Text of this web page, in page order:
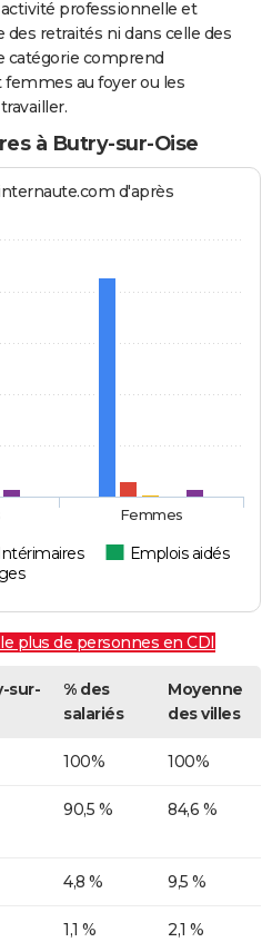
professionnelle et
retraités ni dans celle des
catégorie comprend
au foyer ou les
à Butry-sur-Oise
d'après
Intérimaires
Emplois aidés
Femmes
plus de personnes en CDI
sur-
% des
salariés
Moyenne
des villes
100% 100%
90,5 % 84,6 %
4,8 % 9,5 %
1,1 % 2,1 %